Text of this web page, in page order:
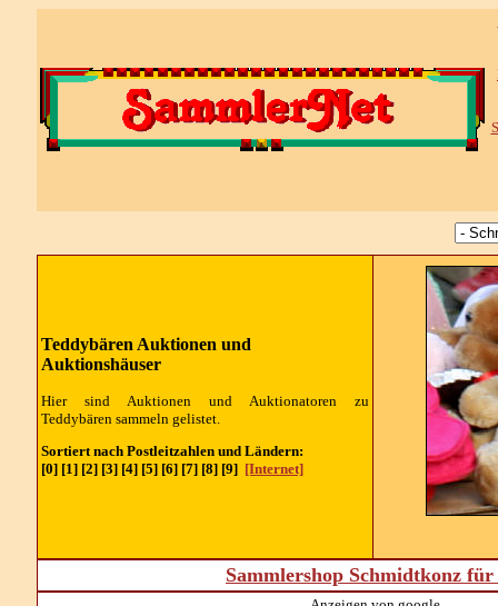
Teddybären Auktionen und
Auktionshäuser
Hier sind Auktionen und Auktionatoren zu
Teddybären sammeln gelistet.
Sortiert nach Postleitzahlen und Ländern:
[0] [1] [2] [3] [4] [5] [6] [7] [8] [9] [Internet]
Sammlershop Schmidtkonz